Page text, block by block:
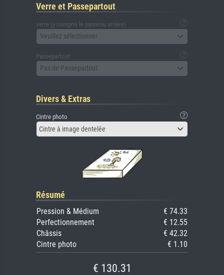
Verre et Passepartout
verre (y compris le panneau arrière)
Veuillez sélectionner
Passepartout
Pas de Passepartout
Divers & Extras
Cintre photo
Cintre à image dentelée
Résumé
Pression & Médium
€ 74.33
Perfectionnement
€ 12.55
Châssis
€ 42.32
Cintre photo
€ 1.10
€ 130.31